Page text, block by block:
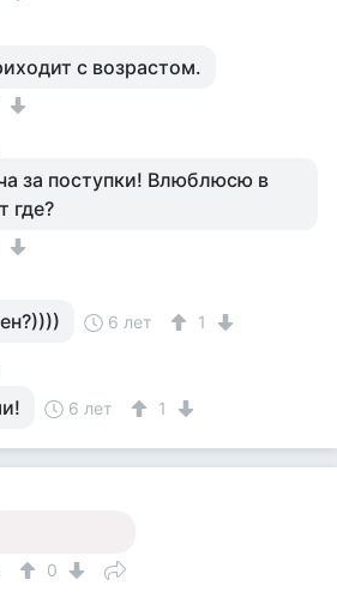
с возрастом.
за поступки! Влюблюсю в
где?
6 лет 1
6 лет 1
0